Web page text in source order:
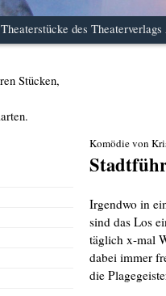
des Theaterverlags
Stücken,
Komödie von
Irgendwo in
sind das Los
täglich x-mal
dabei immer
die